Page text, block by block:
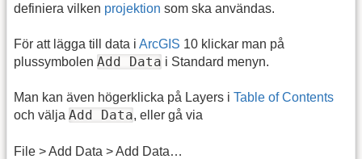
definiera vilken projektion som ska användas.
För att lägga till data i ArcGIS 10 klickar man på
plussymbolen Add Data i Standard menyn.
Man kan även högerklicka på Layers i Table of Contents
och välja Add Data, eller gå via
File > Add Data > Add Data…